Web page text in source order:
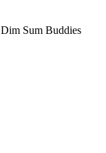
Dim Sum Buddies